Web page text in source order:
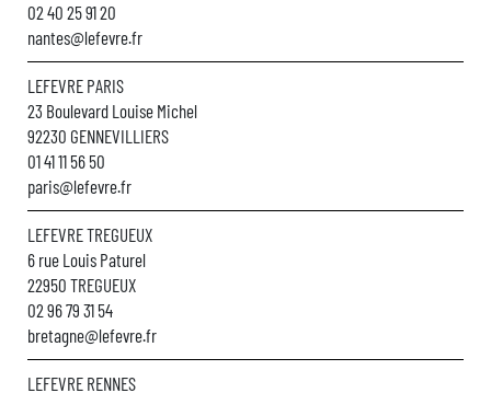
02 40 25 91 20
nantes@lefevre.fr
LEFEVRE PARIS
23 Boulevard Louise Michel
92230 GENNEVILLIERS
01 41 11 56 50
paris@lefevre.fr
LEFEVRE TREGUEUX
6 rue Louis Paturel
22950 TREGUEUX
02 96 79 31 54
bretagne@lefevre.fr
LEFEVRE RENNES